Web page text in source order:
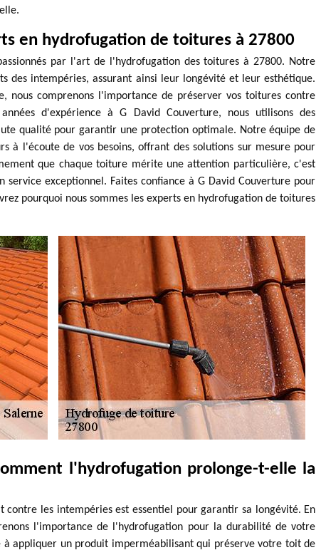
en hydrofugation de toitures à 27800
par l'art de l'hydrofugation des toitures à 27800. Notre
des intempéries, assurant ainsi leur longévité et leur esthétique.
nous comprenons l'importance de préserver vos toitures contre
d'expérience à G David Couverture, nous utilisons des
qualité pour garantir une protection optimale. Notre équipe de
à l'écoute de vos besoins, offrant des solutions sur mesure pour
que chaque toiture mérite une attention particulière, c'est
service exceptionnel. Faites confiance à G David Couverture pour
pourquoi nous sommes les experts en hydrofugation de toitures
l'hydrofugation prolonge-t-elle la
contre les intempéries est essentiel pour garantir sa longévité. En
l'importance de l'hydrofugation pour la durabilité de votre
appliquer un produit imperméabilisant qui préserve votre toit de